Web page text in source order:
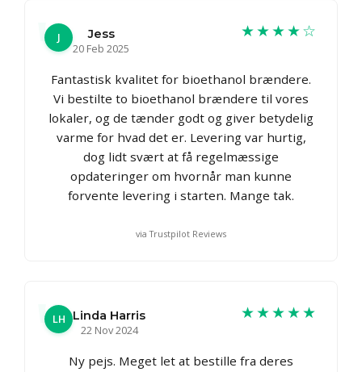
J
Jess
20 Feb 2025
★★★★☆
Fantastisk kvalitet for bioethanol brændere.
Vi bestilte to bioethanol brændere til vores
lokaler, og de tænder godt og giver betydelig
varme for hvad det er. Levering var hurtig,
dog lidt svært at få regelmæssige
opdateringer om hvornår man kunne
forvente levering i starten. Mange tak.
via Trustpilot Reviews
LH
Linda Harris
22 Nov 2024
★★★★★
Ny pejs. Meget let at bestille fra deres